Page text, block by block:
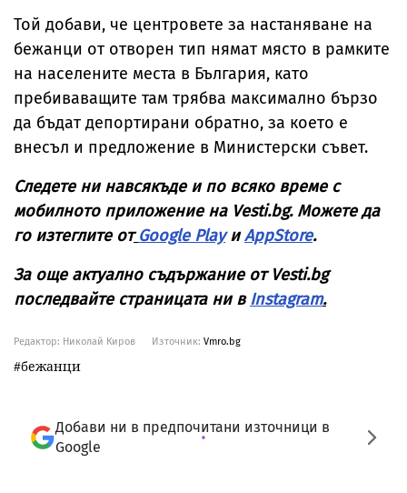
Той добави, че центровете за настаняване на
бежанци от отворен тип нямат място в рамките
на населените места в България, като
пребиваващите там трябва максимално бързо
да бъдат депортирани обратно, за което е
внесъл и предложение в Министерски съвет.
Следете ни навсякъде и по всяко време с
мобилното приложение на Vesti.bg. Можете да
го изтеглите от Google PlayиAppStore.
За още актуално съдържание от Vesti.bg
последвайте страницата ни вInstagram.
Редактор: Николай Киров Източник: Vmro.bg
бежанци
Добави ни в предпочитани източници в
Google